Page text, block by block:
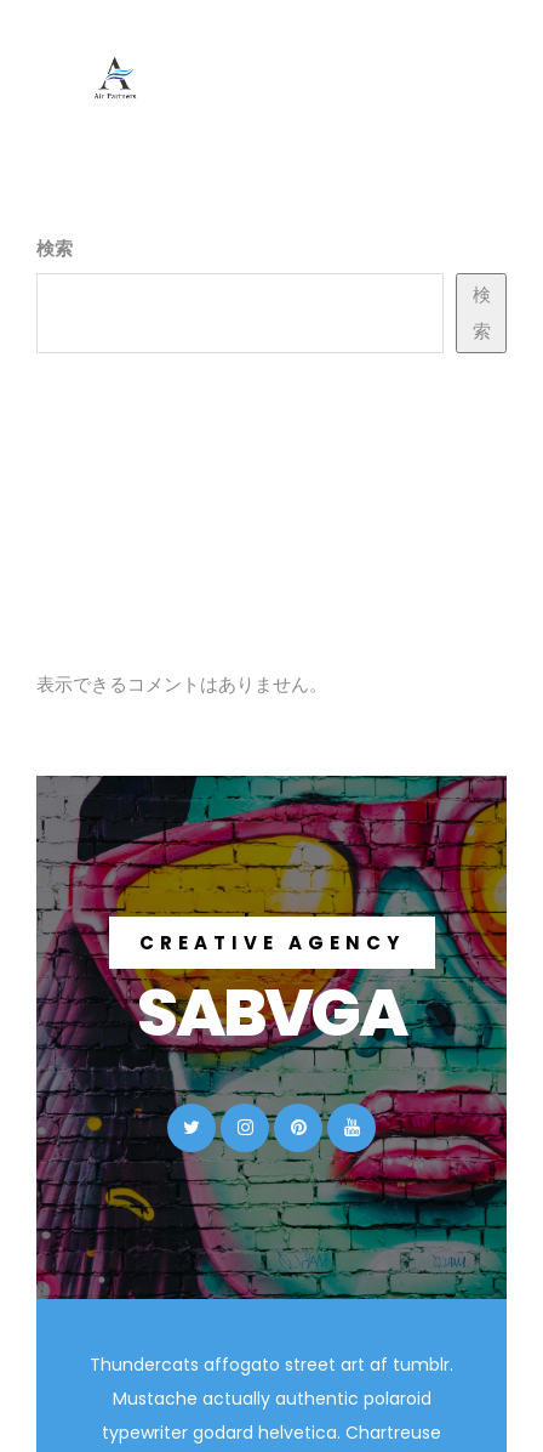
検索
検
索
表示できるコメントはありません。
CREATIVE AGENCY
SABVGA
Thundercats affogato street art af tumblr.
Mustache actually authentic polaroid
typewriter godard helvetica. Chartreuse